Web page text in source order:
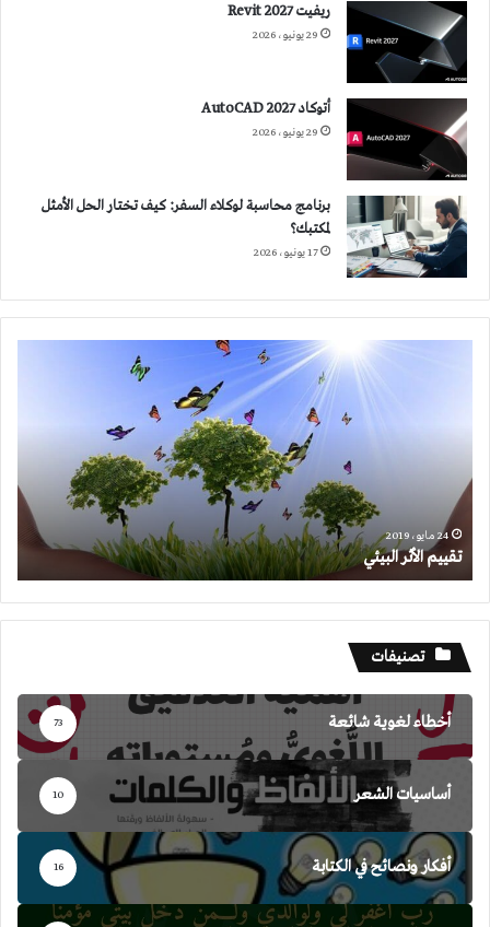
ريفيت 2027 Revit
29 يونيو، 2026
أتوكاد 2027 AutoCAD
29 يونيو، 2026
برنامج محاسبة لوكلاء السفر: كيف تختار الحل الأمثل
لمكتبك؟
17 يونيو، 2026
24 مايو، 2019
تقييم الأثر البيئي
تصنيفات
أخطاء لغوية شائعة 73
أساسيات الشعر 10
أفكار ونصائح في الكتابة 16